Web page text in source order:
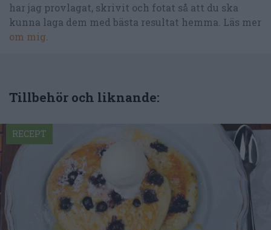
har jag provlagat, skrivit och fotat så att du ska
kunna laga dem med bästa resultat hemma. Läs mer
om mig
Tillbehör och liknande:
RECEPT